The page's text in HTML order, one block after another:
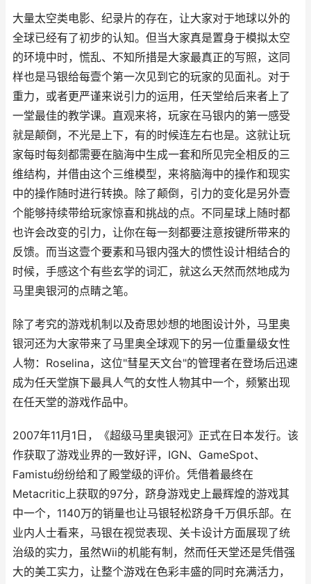
大量太空类电影、纪录片的存在，让大家对于地球以外的
全球已经有了初步的认知。但当大家真是置身于模拟太空
的环境中时，慌乱、不知所措是大家最真正的写照，这同
样也是马银给每壹个第一次见到它的玩家的见面礼。对于
重力，或者更严谨来说引力的运用，任天堂给后来者上了
一堂最佳的教学课。直观来将，玩家在马银内的第一感受
就是颠倒，不光是上下，有的时候连左右也是。这就让玩
家每时每刻都需要在脑海中生成一套和所见完全相反的三
维结构，并借由这个三维模型，来将脑海中的操作和现实
中的操作随时进行转换。除了颠倒，引力的变化是另外壹
个能够持续带给玩家惊喜和挑战的点。不同星球上随时都
也许会改变的引力，让你在每一刻都要注意按键所带来的
反馈。而当这壹个要素和马银内强大的惯性设计相结合的
时候，手感这个有些玄学的词汇，就这么天然而然地成为
马里奥银河的点睛之笔。
除了考究的游戏机制以及奇思妙想的地图设计外，马里奥
银河还为大家带来了马里奥全球观下的另一位重量级女性
人物：Roselina，这位"彗星天文台"的管理者在登场后迅速
成为任天堂旗下最具人气的女性人物其中一个，频繁出现
在任天堂的游戏作品中。
2007年11月1日，《超级马里奥银河》正式在日本发行。该
作获取了游戏业界的一致好评，IGN、GameSpot、
Famistu纷纷给和了殿堂级的评价。凭借着最终在
Metacritic上获取的97分，跻身游戏史上最辉煌的游戏其
中一个，1140万的销量也让马银轻松跻身千万俱乐部。在
业内人士看来，马银在视觉表现、关卡设计方面展现了统
治级的实力，虽然Wii的机能有制，然而任天堂还是凭借强
大的美工实力，让整个游戏在色彩丰盛的同时充满活力，